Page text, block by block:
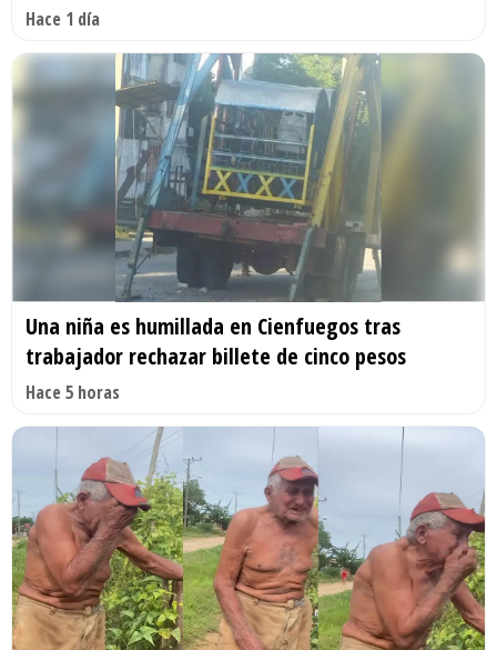
Hace 1 día
Una niña es humillada en Cienfuegos tras
trabajador rechazar billete de cinco pesos
Hace 5 horas